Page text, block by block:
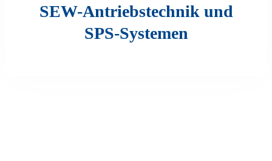
SEW-Antriebstechnik und
SPS-Systemen